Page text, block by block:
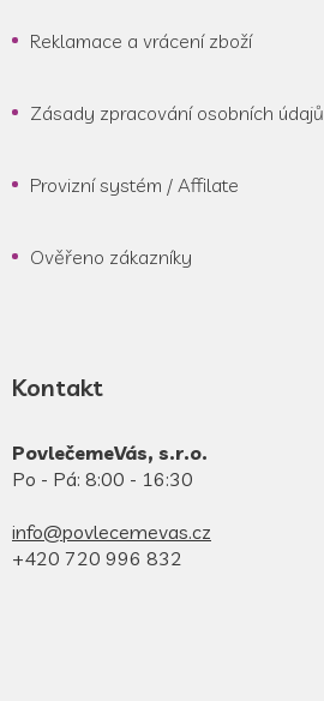
Reklamace a vrácení zboží
Zásady zpracování osobních údajů
Provizní systém / Affilate
Ověřeno zákazníky
Kontakt
PovlečemeVás, s.r.o.
Po - Pá: 8:00 - 16:30
info@povlecemevas.cz
+420 720 996 832